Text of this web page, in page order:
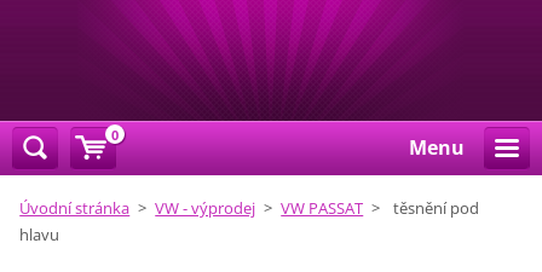
Menu
Úvodní stránka > VW - výprodej > VW PASSAT >
těsnění pod
hlavu
0